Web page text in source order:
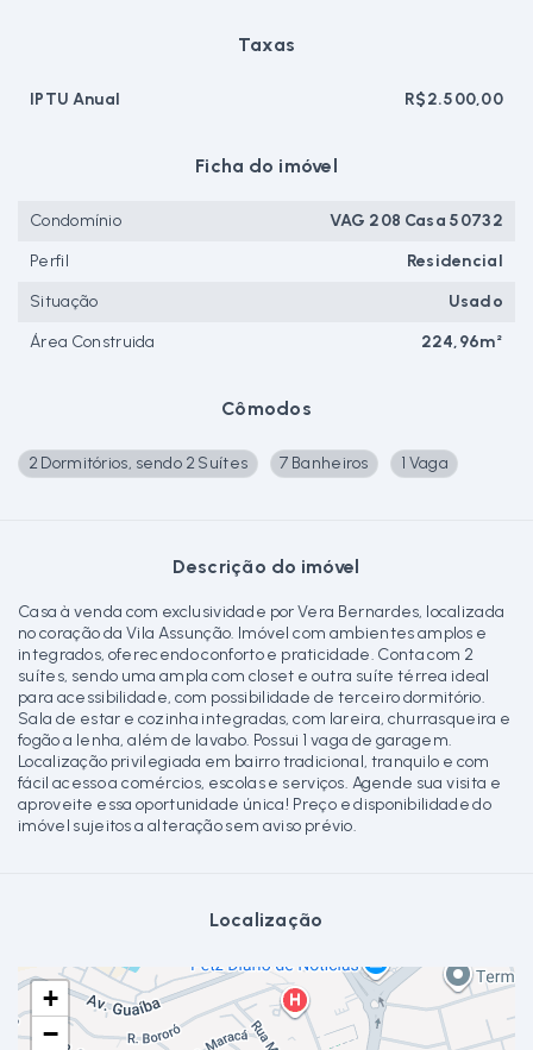
Cômodos
2 Dormitórios, sendo 2 Suítes 7 Banheiros 1 Vaga
Descrição do imóvel
Casa à venda com exclusividade por Vera Bernardes, localizada
no coração da Vila Assunção. Imóvel com ambientes amplos e
integrados, oferecendo conforto e praticidade. Conta com 2
suítes, sendo uma ampla com closet e outra suíte térrea ideal
para acessibilidade, com possibilidade de terceiro dormitório.
Sala de estar e cozinha integradas, com lareira, churrasqueira e
fogão a lenha, além de lavabo. Possui 1 vaga de garagem.
Localização privilegiada em bairro tradicional, tranquilo e com
fácil acesso a comércios, escolas e serviços. Agende sua visita e
aproveite essa oportunidade única! Preço e disponibilidade do
imóvel sujeitos a alteração sem aviso prévio.
Localização
+
−
Taxas
IPTU Anual R$2.500,00
Ficha do imóvel
Condomínio
VAG 208 Casa 50732
Perfil
Residencial
Situação
Usado
Área Construida
224,96m²